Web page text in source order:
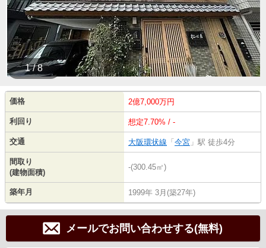
1 / 8
価格 2億7,000万円
利回り 想定7.70% / -
交通 大阪環状線 「 今宮 」駅 徒歩4分
間取り
(建物面積)
-(300.45㎡)
築年月 1999年 3月(築27年)
メールでお問い合わせする(無料)